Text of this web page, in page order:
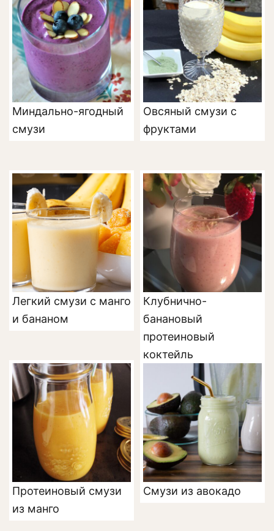
Миндально-ягодный
смузи
Овсяный смузи с
фруктами
Легкий смузи с манго
и бананом
Клубнично-
банановый
протеиновый
коктейль
Протеиновый смузи
из манго
Смузи из авокадо